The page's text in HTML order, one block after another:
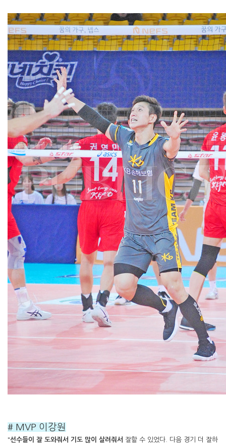
# MVP 이강원
"선수들이 잘 도와줘서 기도 많이 살려줘서 잘할 수 있었다. 다음 경기 더 잘하